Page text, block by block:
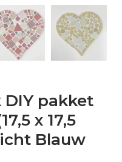
pakket
x 17,5
Blauw